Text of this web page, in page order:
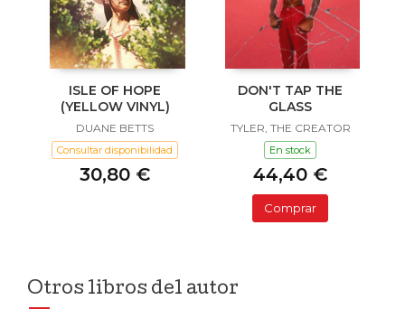
ISLE OF HOPE
(YELLOW VINYL)
DUANE BETTS
Consultar disponibilidad
30,80 €
DON'T TAP THE
GLASS
TYLER, THE CREATOR
En stock
44,40 €
Comprar
Otros libros del autor